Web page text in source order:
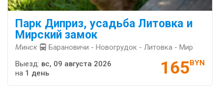
Парк Диприз, усадьба Литовка и
Мирский замок
Минск Барановичи - Новогрудок - Литовка - Мир
165BYN
Выезд: вс, 09 августа 2026
на 1 день